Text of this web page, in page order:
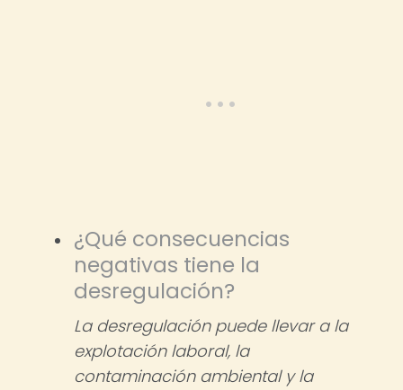
¿Qué consecuencias
negativas tiene la
desregulación?
La desregulación puede llevar a la
explotación laboral, la
contaminación ambiental y la